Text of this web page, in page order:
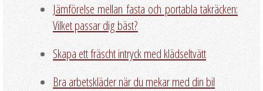
Jämförelse mellan fasta och portabla takräcken:
Vilket passar dig bäst?
Skapa ett fräscht intryck med klädseltvätt
Bra arbetskläder när du mekar med din bil